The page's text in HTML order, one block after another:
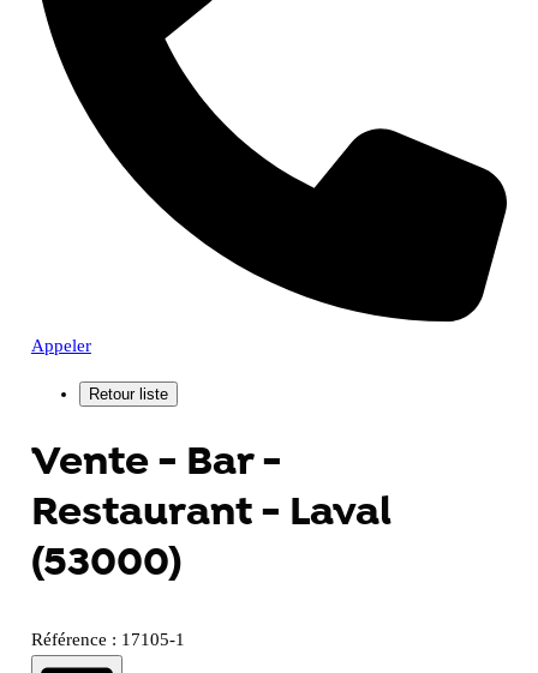
Appeler
Vente - Bar -
Restaurant - Laval
(53000)
Référence : 17105-1